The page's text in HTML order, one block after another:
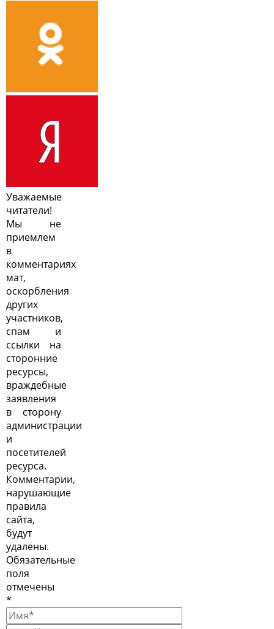
Уважаемые
читатели!
Мы не
приемлем
в
комментариях
мат,
оскорбления
других
участников,
спам и
ссылки на
сторонние
ресурсы,
враждебные
заявления
в сторону
администрации
и
посетителей
ресурса.
Комментарии,
нарушающие
правила
сайта,
будут
удалены.
Обязательные
поля
отмечены
*